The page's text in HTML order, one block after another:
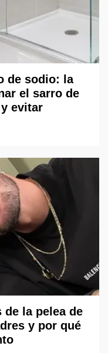
de sodio: la
el sarro de
evitar
de la pelea de
y por qué